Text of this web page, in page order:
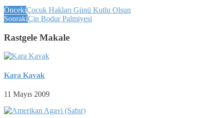
ÖncekiÇocuk Hakları Günü Kutlu Olsun
SonrakiÇin Bodur Palmiyesi
Rastgele Makale
Kara Kavak
11 Mayıs 2009